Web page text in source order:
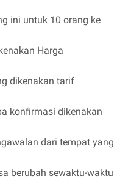
ini untuk 10 orang ke
Harga
dikenakan tarif
konfirmasi dikenakan
dari tempat yang
berubah sewaktu-waktu